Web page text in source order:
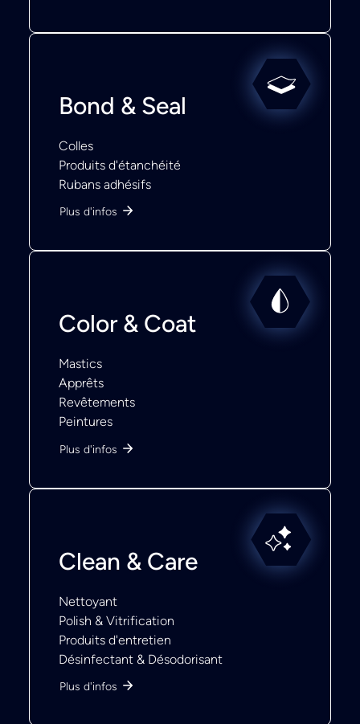
Bond & Seal
Colles
Produits d'étanchéité
Rubans adhésifs
Plus d'infos
Color & Coat
Mastics
Apprêts
Revêtements
Peintures
Plus d'infos
Clean & Care
Nettoyant
Polish & Vitrification
Produits d'entretien
Désinfectant & Désodorisant
Plus d'infos